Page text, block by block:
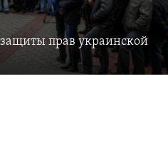
защиты прав украинской